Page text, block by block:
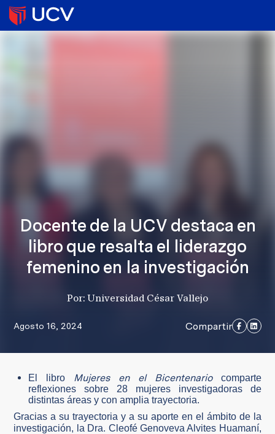
Docente de la UCV destaca en
libro que resalta el liderazgo
femenino en la investigación
Por: Universidad César Vallejo
Agosto 16, 2024 Compartir
El libro Mujeres en el Bicentenariocomparte
reflexiones sobre 28 mujeres investigadoras de
distintas áreas y con amplia trayectoria.
Gracias a su trayectoria y a su aporte en el ámbito de la
investigación, la Dra. Cleofé Genoveva Alvites Huamaní,